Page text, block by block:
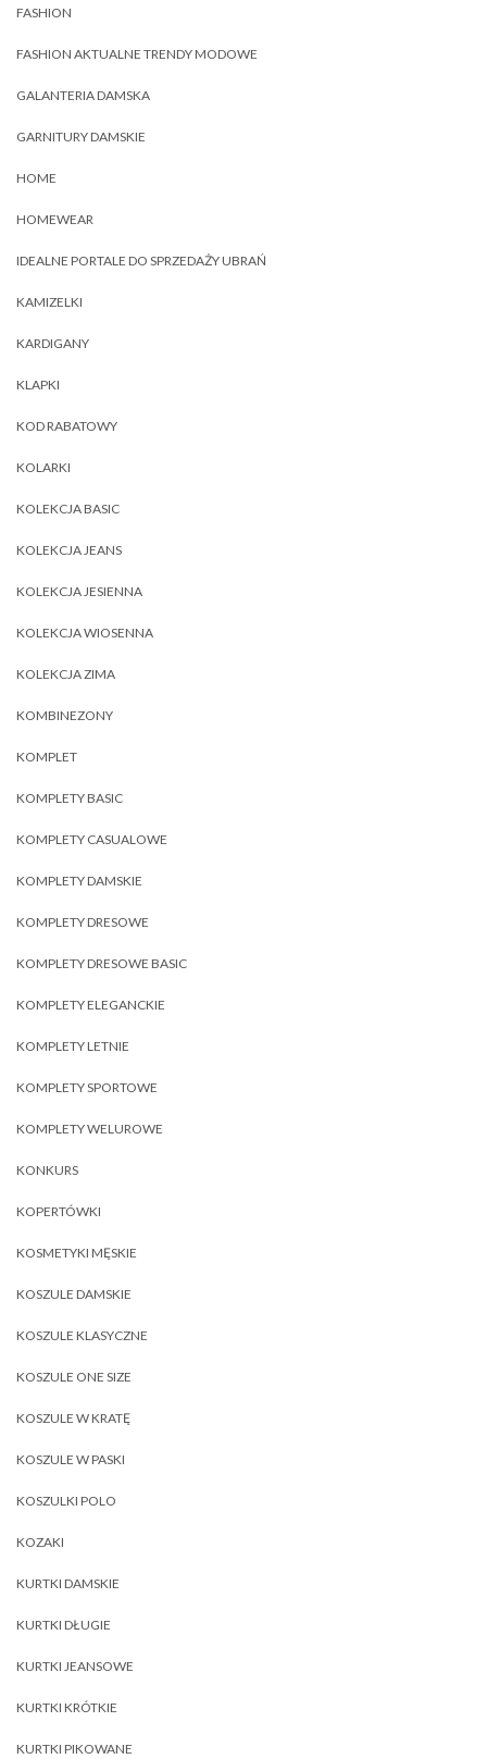
FASHION
FASHION AKTUALNE TRENDY MODOWE
GALANTERIA DAMSKA
GARNITURY DAMSKIE
HOME
HOMEWEAR
IDEALNE PORTALE DO SPRZEDAŻY UBRAŃ
KAMIZELKI
KARDIGANY
KLAPKI
KOD RABATOWY
KOLARKI
KOLEKCJA BASIC
KOLEKCJA JEANS
KOLEKCJA JESIENNA
KOLEKCJA WIOSENNA
KOLEKCJA ZIMA
KOMBINEZONY
KOMPLET
KOMPLETY BASIC
KOMPLETY CASUALOWE
KOMPLETY DAMSKIE
KOMPLETY DRESOWE
KOMPLETY DRESOWE BASIC
KOMPLETY ELEGANCKIE
KOMPLETY LETNIE
KOMPLETY SPORTOWE
KOMPLETY WELUROWE
KONKURS
KOPERTÓWKI
KOSMETYKI MĘSKIE
KOSZULE DAMSKIE
KOSZULE KLASYCZNE
KOSZULE ONE SIZE
KOSZULE W KRATĘ
KOSZULE W PASKI
KOSZULKI POLO
KOZAKI
KURTKI DAMSKIE
KURTKI DŁUGIE
KURTKI JEANSOWE
KURTKI KRÓTKIE
KURTKI PIKOWANE